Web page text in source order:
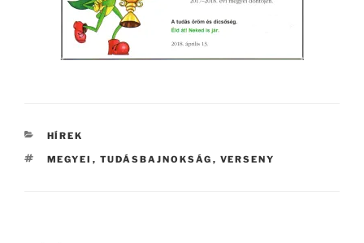
KATEGÓRIÁK
HÍREK
CÍMKÉK
MEGYEI , TUDÁSBAJNOKSÁG , VERSENY
Bejegyzés